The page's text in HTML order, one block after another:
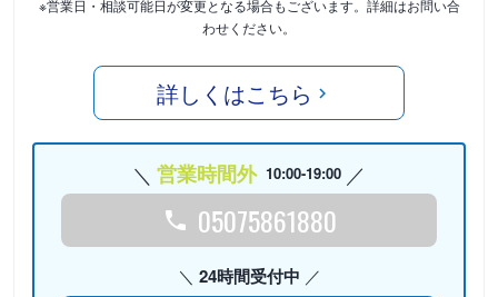
※営業日・相談可能日が変更となる場合もございます。詳細はお問い合
わせください。
詳しくはこちら
営業時間外 10:00-19:00
05075861880
24時間受付中